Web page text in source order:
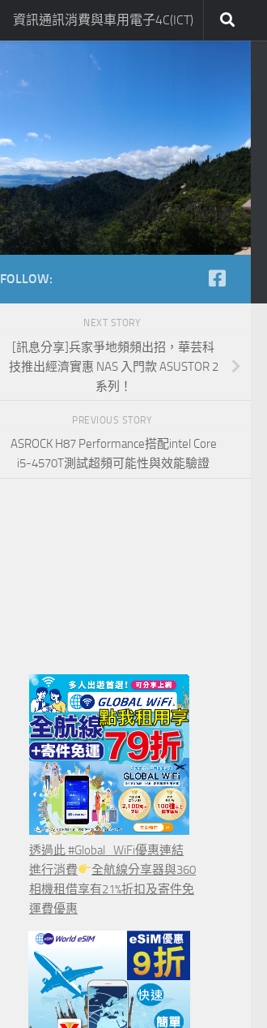
資訊通訊消費與車用電子4C(ICT)
FOLLOW:
NEXT STORY
[訊息分享]兵家爭地頻頻出招，華芸科
技推出經濟實惠 NAS 入門款 ASUSTOR 2
系列！
PREVIOUS STORY
ASROCK H87 Performance搭配intel Core
i5-4570T測試超頻可能性與效能驗證
透過此 #Global_WiFi優惠連結
進行消費
全航線分享器與360
相機租借享有21%折扣及寄件免
運費優惠